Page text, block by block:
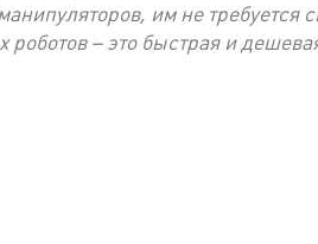
им не требуется
роботов – это быстрая и